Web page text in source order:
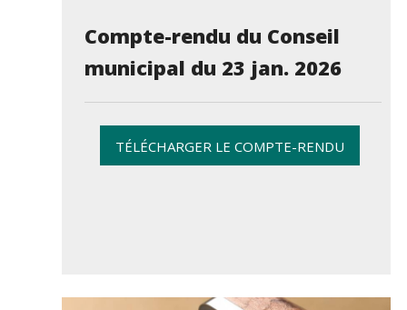
Compte-rendu du Conseil
municipal du 23 jan. 2026
TÉLÉCHARGER LE COMPTE-RENDU